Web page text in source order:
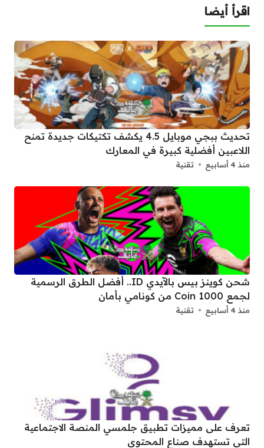
اقرأ أيضا
تحديث ببجي موبايل 4.5 يكشف تكتيكات جديدة تمنح
اللاعبين أفضلية كبيرة في المعارك
منذ 4 أسابيع تقنية
شحن كوينز بيس بالآيدي ID.. أفضل الطرق الرسمية
لجمع 1000 Coin من كونامي بأمان
منذ 4 أسابيع تقنية
تعرف على مميزات تطبيق جلمسي المنصة الاجتماعية
التي تستهدف صناع المحتوى